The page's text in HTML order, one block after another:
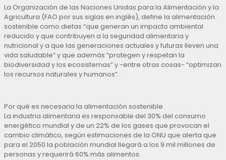
La Organización de las Naciones Unidas para la Alimentación y la
Agricultura (FAO por sus siglas en inglés), define la alimentación
sostenible como dietas “que generan un impacto ambiental
reducido y que contribuyen a la seguridad alimentaria y
nutricional y a que las generaciones actuales y futuras lleven una
vida saludable” y que además “protegen y respetan la
biodiversidad y los ecosistemas” y -entre otras cosas- “optimizan
los recursos naturales y humanos”.
Por qué es necesaria la alimentación sostenible
La industria alimentaria es responsable del 30% del consumo
energético mundial y de un 22% de los gases que provocan el
cambio climático, según estimaciones de la ONU que alerta que
para el 2050 la población mundial llegará a los 9 mil millones de
personas y requerirá 60% más alimentos.